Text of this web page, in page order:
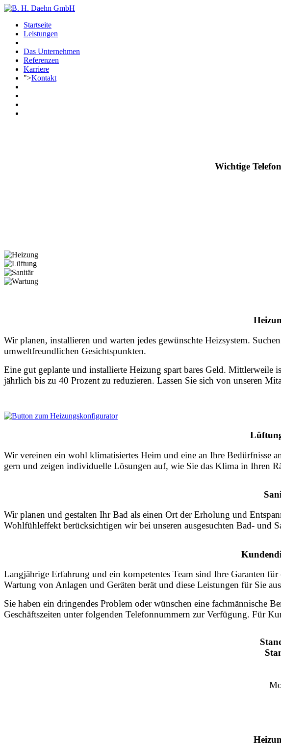
Startseite
Leistungen
Das Unternehmen
Referenzen
Karriere
">Kontakt
Wichtige
Wir planen, installieren und warten jedes gewünschte Heizsystem.
umweltfreundlichen Gesichtspunkten.
Eine gut geplante und installierte Heizung spart bares Geld. Mittlerweile
jährlich bis zu 40 Prozent zu reduzieren. Lassen Sie sich von unseren
Wir vereinen ein wohl klimatisiertes Heim und eine an Ihre Bedürfnisse
gern und zeigen individuelle Lösungen auf, wie Sie das Klima in Ihren
Wir planen und gestalten Ihr Bad als einen Ort der Erholung und
Wohlfühleffekt berücksichtigen wir bei unseren ausgesuchten Bad-
Langjährige Erfahrung und ein kompetentes Team sind Ihre Garanten
Wartung von Anlagen und Geräten berät und diese Leistungen für Sie
Sie haben ein dringendes Problem oder wünschen eine fachmännische
Geschäftszeiten unter folgenden Telefonnummern zur Verfügung. Für